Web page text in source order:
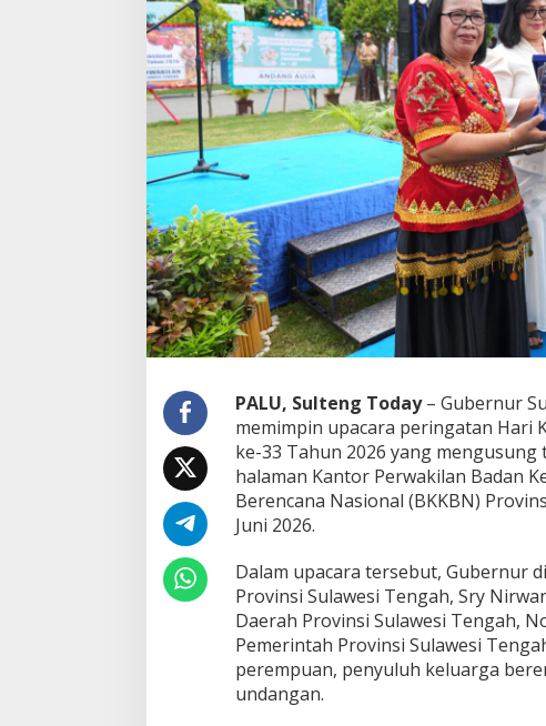
PALU, Sulteng Today– Gubernur
memimpin upacara peringatan Hari
ke-33 Tahun 2026 yang mengusung
halaman Kantor Perwakilan Badan
Berencana Nasional (BKKBN)
Juni 2026.
Dalam upacara tersebut, Gubernur
Provinsi Sulawesi Tengah, Sry
Daerah Provinsi Sulawesi Tengah,
Pemerintah Provinsi Sulawesi
perempuan, penyuluh keluarga
undangan.